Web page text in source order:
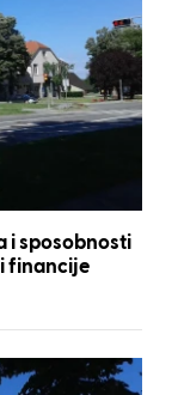
i sposobnosti
financije